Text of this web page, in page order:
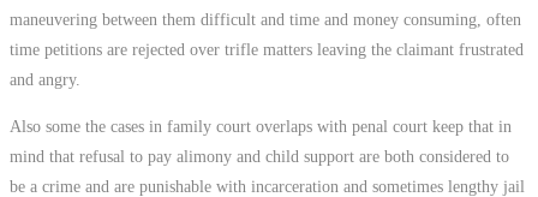
maneuvering between them difficult and time and money consuming, often
time petitions are rejected over trifle matters leaving the claimant frustrated
and angry.
Also some the cases in family court overlaps with penal court keep that in
mind that refusal to pay alimony and child support are both considered to
be a crime and are punishable with incarceration and sometimes lengthy jail